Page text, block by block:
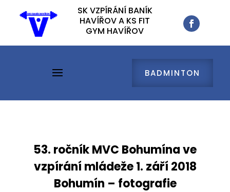
SK VZPÍRÁNÍ BANÍK
HAVÍŘOV A KS FIT
GYM HAVÍŘOV
BADMINTON
SK VZPÍRÁNÍ BANÍK
HAVÍŘOV A KS FIT
GYM HAVÍŘOV
BADMINTON
53. ročník MVC Bohumína ve
vzpírání mládeže 1. září 2018
Bohumín – fotografie